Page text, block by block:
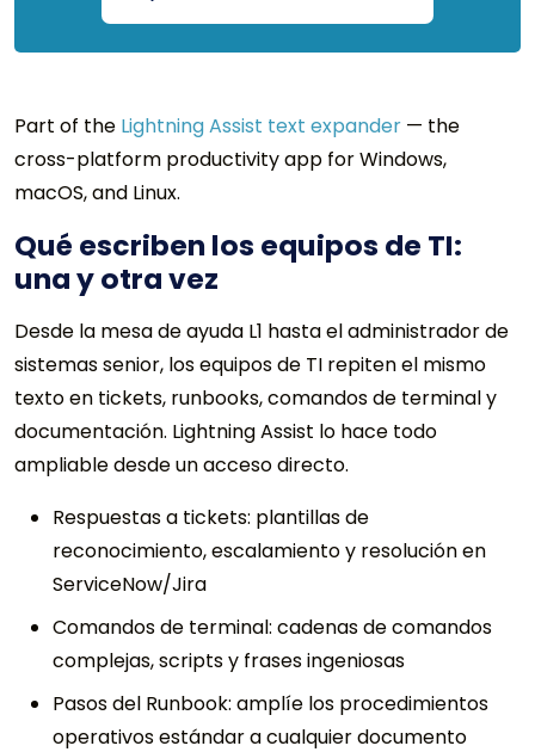
Part of the Lightning Assist text expander — the
cross-platform productivity app for Windows,
macOS, and Linux.
Qué escriben los equipos de TI:
una y otra vez
Desde la mesa de ayuda L1 hasta el administrador de
sistemas senior, los equipos de TI repiten el mismo
texto en tickets, runbooks, comandos de terminal y
documentación. Lightning Assist lo hace todo
ampliable desde un acceso directo.
Respuestas a tickets: plantillas de
reconocimiento, escalamiento y resolución en
ServiceNow/Jira
Comandos de terminal: cadenas de comandos
complejas, scripts y frases ingeniosas
Pasos del Runbook: amplíe los procedimientos
operativos estándar a cualquier documento